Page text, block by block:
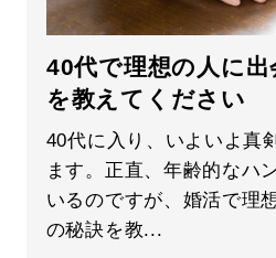
40代で理想の人に
を教えてください
40代に入り、いよいよ真
ます。正直、年齢的なハ
いるのですが、婚活で理
の秘訣を教...